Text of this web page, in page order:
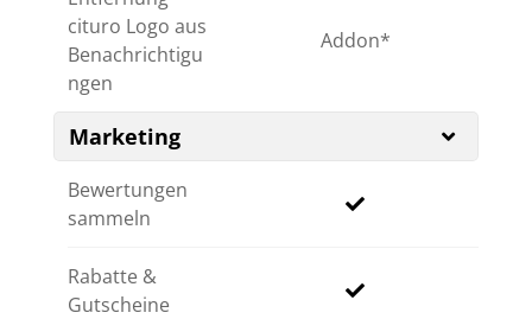
cituro Logo aus
Benachrichtigu
ngen
Addon
Marketing
Bewertungen
sammeln
Rabatte &
Gutscheine